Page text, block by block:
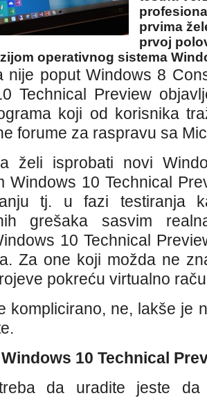
prvima
prvoj
operativnog sistema
nije poput Windows 8
Technical Preview
koji od korisnika
forume za raspravu sa
želi isprobati novi
Windows 10 Technical
tj. u fazi testiranja
grešaka sasvim
10 Technical
Za one koji možda ne
pokreću virtualno
komplicirano, ne, lakše je
10 Technical
da uradite jeste da